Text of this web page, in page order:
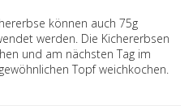
können auch 75g
werden. Die Kichererbsen
und am nächsten Tag im
Topf weichkochen.